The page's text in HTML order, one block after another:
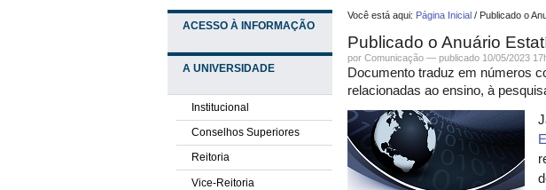
ACESSO À INFORMAÇÃO
A UNIVERSIDADE
Institucional
Conselhos Superiores
Reitoria
Vice-Reitoria
Você está aqui: Página Inicial / Publicado o
Publicado o Anuário
porComunicação —publicado 10/05/2023
Documento traduz em números
relacionadas ao ensino, à